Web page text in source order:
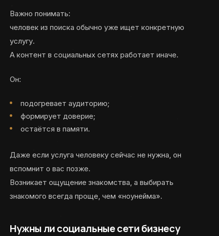
Важно понимать:
человек из поиска обычно уже ищет конкретную
услугу.
А контент в социальных сетях работает иначе.
Он:
подогревает аудиторию;
формирует доверие;
остаётся в памяти.
Даже если услуга человеку сейчас не нужна, он
вспомнит о вас позже.
Возникает ощущение знакомства, а выбирать
знакомого всегда проще, чем «ноунейма».
Нужны ли социальные сети бизнесу